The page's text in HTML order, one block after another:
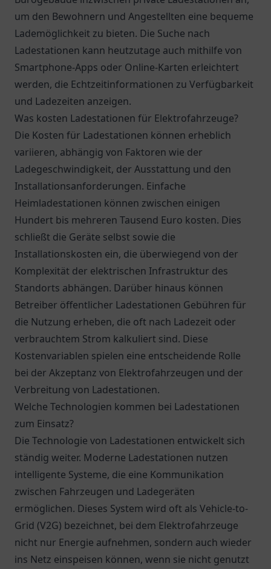
um den Bewohnern und Angestellten eine bequeme
Lademöglichkeit zu bieten. Die Suche nach
Ladestationen kann heutzutage auch mithilfe von
Smartphone-Apps oder Online-Karten erleichtert
werden, die Echtzeitinformationen zu Verfügbarkeit
und Ladezeiten anzeigen.
Was kosten Ladestationen für Elektrofahrzeuge?
Die Kosten für Ladestationen können erheblich
variieren, abhängig von Faktoren wie der
Ladegeschwindigkeit, der Ausstattung und den
Installationsanforderungen. Einfache
Heimladestationen können zwischen einigen
Hundert bis mehreren Tausend Euro kosten. Dies
schließt die Geräte selbst sowie die
Installationskosten ein, die überwiegend von der
Komplexität der elektrischen Infrastruktur des
Standorts abhängen. Darüber hinaus können
Betreiber öffentlicher Ladestationen Gebühren für
die Nutzung erheben, die oft nach Ladezeit oder
verbrauchtem Strom kalkuliert sind. Diese
Kostenvariablen spielen eine entscheidende Rolle
bei der Akzeptanz von Elektrofahrzeugen und der
Verbreitung von Ladestationen.
Welche Technologien kommen bei Ladestationen
zum Einsatz?
Die Technologie von Ladestationen entwickelt sich
ständig weiter. Moderne Ladestationen nutzen
intelligente Systeme, die eine Kommunikation
zwischen Fahrzeugen und Ladegeräten
ermöglichen. Dieses System wird oft als Vehicle-to-
Grid (V2G) bezeichnet, bei dem Elektrofahrzeuge
nicht nur Energie aufnehmen, sondern auch wieder
ins Netz einspeisen können, wenn sie nicht genutzt